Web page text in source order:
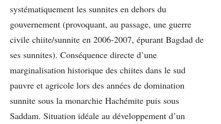
systématiquement les sunnites en dehors du
gouvernement (provoquant, au passage, une guerre
civile chiite/sunnite en 2006-2007, épurant Bagdad de
ses sunnites). Conséquence directe d’une
marginalisation historique des chiites dans le sud
pauvre et agricole lors des années de domination
sunnite sous la monarchie Hachémite puis sous
Saddam. Situation idéale au développement d’un